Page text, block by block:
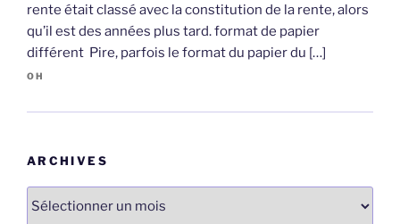
rente était classé avec la constitution de la rente, alors
qu’il est des années plus tard. format de papier
différent Pire, parfois le format du papier du […]
OH
ARCHIVES
Archives